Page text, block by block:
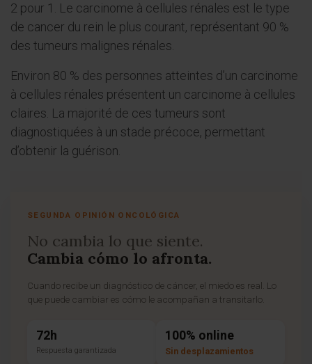
2 pour 1. Le carcinome à cellules rénales est le type
de cancer du rein le plus courant, représentant 90 %
des tumeurs malignes rénales.
Environ 80 % des personnes atteintes d’un carcinome
à cellules rénales présentent un carcinome à cellules
claires. La majorité de ces tumeurs sont
diagnostiquées à un stade précoce, permettant
d’obtenir la guérison.
SEGUNDA OPINIÓN ONCOLÓGICA
No cambia lo que siente.
Cambia cómo lo afronta.
Cuando recibe un diagnóstico de cáncer, el miedo es real. Lo
que puede cambiar es cómo le acompañan a transitarlo.
72h
Respuesta garantizada
100% online
Sin desplazamientos